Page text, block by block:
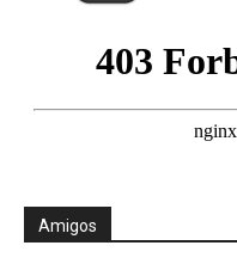
Amigos